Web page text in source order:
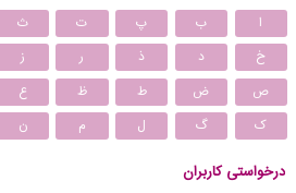
ا ب پ ت ث
خ
د ذ ر ز
ص
ض ط ظ ع
ک
گ ل م ن
درخواستی کاربران